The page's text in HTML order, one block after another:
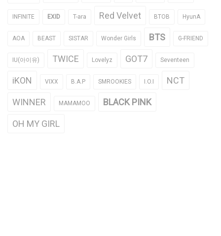
INFINITE EXID T-ara Red Velvet BTOB HyunA
AOA BEAST SISTAR Wonder Girls BTS G-FRIEND
IU(아이유) TWICE Lovelyz GOT7 Seventeen
iKON VIXX B.A.P SMROOKIES I.O.I NCT
WINNER MAMAMOO BLACK PINK
OH MY GIRL